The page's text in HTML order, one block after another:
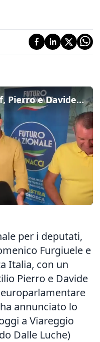
Vannacci: "Furgiuele, Bof, Pierro e Davide Bergamini entrano in Futuro Nazionale"
per i deputati,
Furgiuele e
Italia, con un
Pierro e Davide
annunciato lo
a Viareggio
Dalle Luche)